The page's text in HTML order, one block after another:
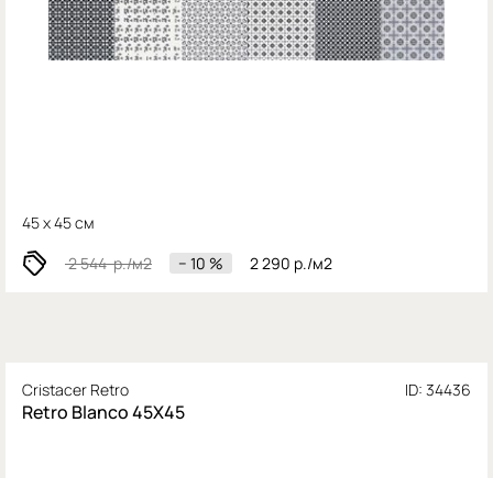
45 x 45 см
2 544р./м2 − 10 % 2 290 р./м2
Cristacer Retro ID: 34436
Retro Blanco 45X45